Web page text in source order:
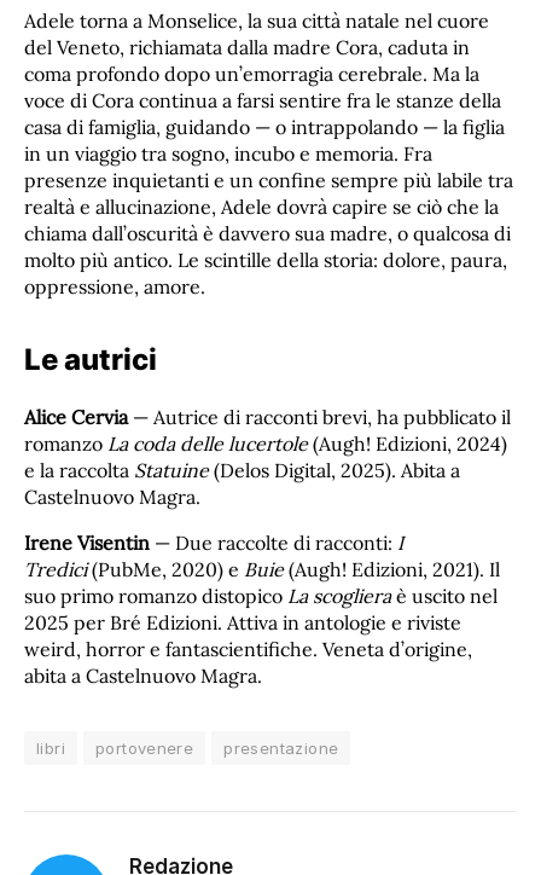
Adele torna a Monselice, la sua città natale nel cuore
del Veneto, richiamata dalla madre Cora, caduta in
coma profondo dopo un’emorragia cerebrale. Ma la
voce di Cora continua a farsi sentire fra le stanze della
casa di famiglia, guidando — o intrappolando — la figlia
in un viaggio tra sogno, incubo e memoria. Fra
presenze inquietanti e un confine sempre più labile tra
realtà e allucinazione, Adele dovrà capire se ciò che la
chiama dall’oscurità è davvero sua madre, o qualcosa di
molto più antico. Le scintille della storia: dolore, paura,
oppressione, amore.
Le autrici
Alice Cervia— Autrice di racconti brevi, ha pubblicato il
romanzo La coda delle lucertole(Augh! Edizioni, 2024)
e la raccolta Statuine(Delos Digital, 2025). Abita a
Castelnuovo Magra.
Irene Visentin — Due raccolte di racconti: I
Tredici(PubMe, 2020) e Buie(Augh! Edizioni, 2021). Il
suo primo romanzo distopico La scoglieraè uscito nel
2025 per Bré Edizioni. Attiva in antologie e riviste
weird, horror e fantascientifiche. Veneta d’origine,
abita a Castelnuovo Magra.
libri portovenere presentazione
Redazione